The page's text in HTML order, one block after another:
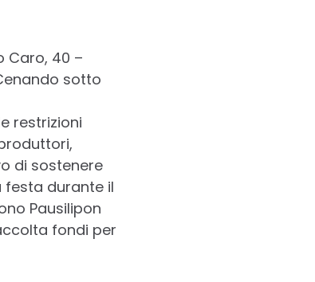
Caro, 40 –
sotto
restrizioni
di sostenere
festa durante il
Pausilipon
fondi per